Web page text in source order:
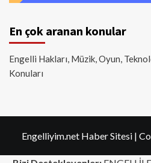
En çok aranan konular
Engelli Hakları, Müzik, Oyun,
Konuları
Engelliyim.net Haber Sitesi |